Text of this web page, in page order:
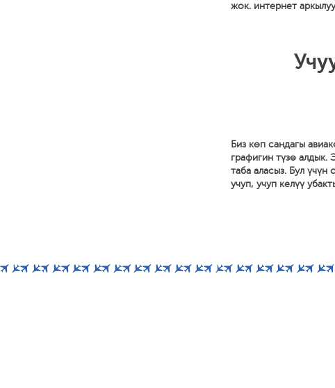
жок. интернет
Биз көп сандагы
графигин түзө алдык.
таба аласыз. Бул
учуп, учуп келүү